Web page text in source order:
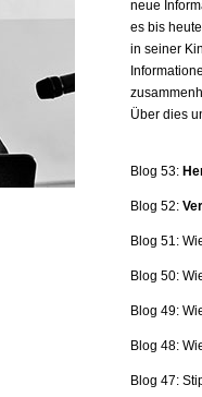
neue
es bis
in seiner
Über dies
Blog 53:
Blog 52:
Blog 51:
Blog 50:
Blog 49:
Blog 48:
Blog 47: